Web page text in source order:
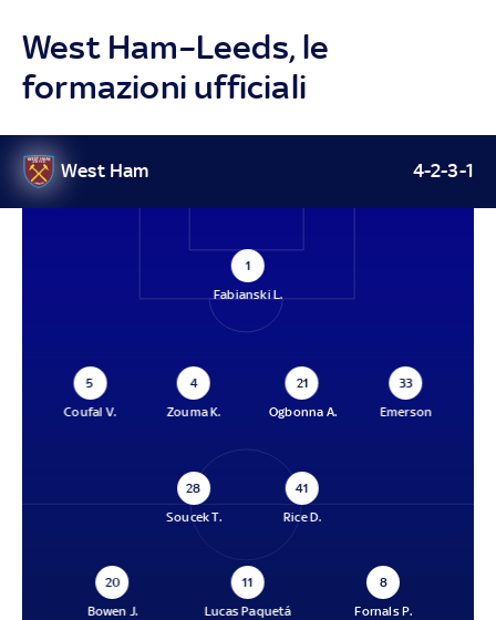
West Ham–Leeds, le
formazioni ufficiali
West Ham 4-2-3-1
1
Fabianski L.
5
Coufal V.
4
Zouma K.
21
Ogbonna A.
33
Emerson
28
Soucek T.
41
Rice D.
20
Bowen J.
11
Lucas Paquetá
8
Fornals P.